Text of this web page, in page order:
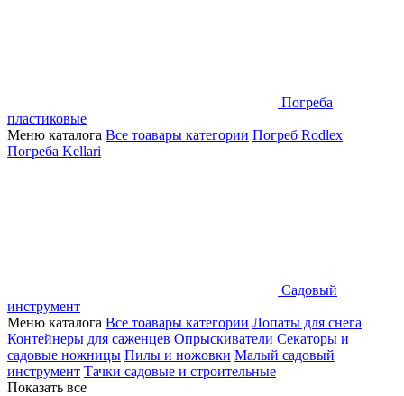
Погреба
пластиковые
Меню каталога Все тоавары категории Погреб Rodlex
Погреба Kellari
Садовый
инструмент
Меню каталога Все тоавары категории Лопаты для снега
Контейнеры для саженцев Опрыскиватели Секаторы и
садовые ножницы Пилы и ножовки Малый садовый
инструмент Тачки садовые и строительные
Показать все